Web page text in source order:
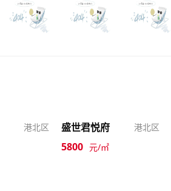
港北区 盛世君悦府 港北区
5800 元/㎡